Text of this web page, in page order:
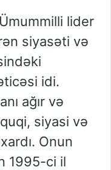
lider
siyasəti və
idi.
ağır və
siyasi və
Onun
1995-ci il